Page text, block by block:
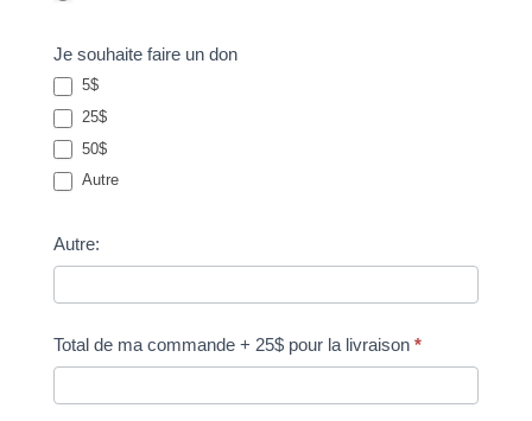
Je souhaite faire un don
5$
25$
50$
Autre
Autre:
Total de ma commande + 25$ pour la livraison *